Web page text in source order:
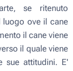
se ritenuto
luogo ove il cane
il cane viene
il quale viene
sue attitudini. E'